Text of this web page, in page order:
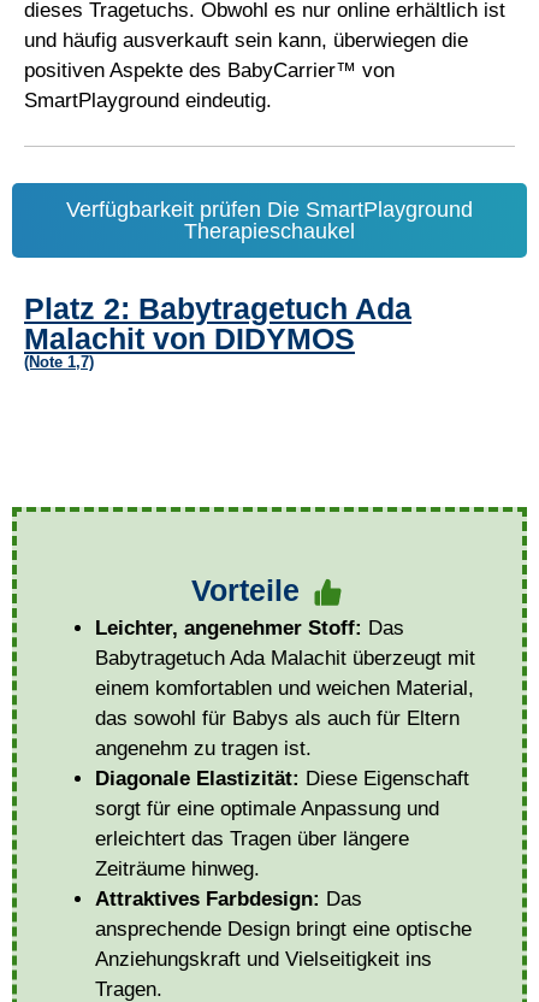
dieses Tragetuchs. Obwohl es nur online erhältlich ist
und häufig ausverkauft sein kann, überwiegen die
positiven Aspekte des BabyCarrier™ von
SmartPlayground eindeutig.
Verfügbarkeit prüfen Die SmartPlayground
Therapieschaukel
Platz 2: Babytragetuch Ada
Malachit von DIDYMOS
(Note 1,7)
Vorteile
Leichter, angenehmer Stoff: Das
Babytragetuch Ada Malachit überzeugt mit
einem komfortablen und weichen Material,
das sowohl für Babys als auch für Eltern
angenehm zu tragen ist.
Diagonale Elastizität: Diese Eigenschaft
sorgt für eine optimale Anpassung und
erleichtert das Tragen über längere
Zeiträume hinweg.
Attraktives Farbdesign: Das
ansprechende Design bringt eine optische
Anziehungskraft und Vielseitigkeit ins
Tragen.